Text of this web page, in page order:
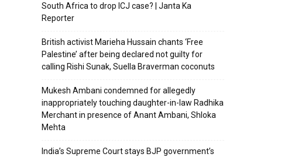
South Africa to drop ICJ case? | Janta Ka
Reporter
British activist Marieha Hussain chants ‘Free
Palestine’ after being declared not guilty for
calling Rishi Sunak, Suella Braverman coconuts
Mukesh Ambani condemned for allegedly
inappropriately touching daughter-in-law Radhika
Merchant in presence of Anant Ambani, Shloka
Mehta
India’s Supreme Court stays BJP government’s